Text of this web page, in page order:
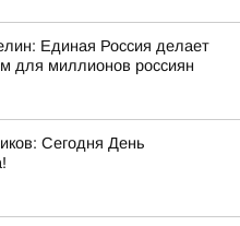
Единая Россия делает
для миллионов россиян
Сегодня День